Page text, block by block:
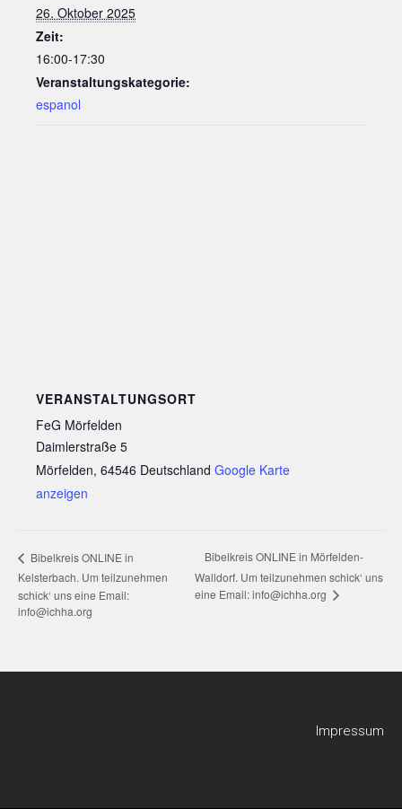
26. Oktober 2025
Zeit:
16:00-17:30
Veranstaltungskategorie:
espanol
VERANSTALTUNGSORT
FeG Mörfelden
Daimlerstraße 5
Mörfelden, 64546 Deutschland Google Karte
anzeigen
Bibelkreis ONLINE in
Kelsterbach. Um teilzunehmen
schick‘ uns eine Email:
info@ichha.org
Bibelkreis ONLINE in Mörfelden-
Walldorf. Um teilzunehmen schick‘ uns
eine Email: info@ichha.org
Impressum